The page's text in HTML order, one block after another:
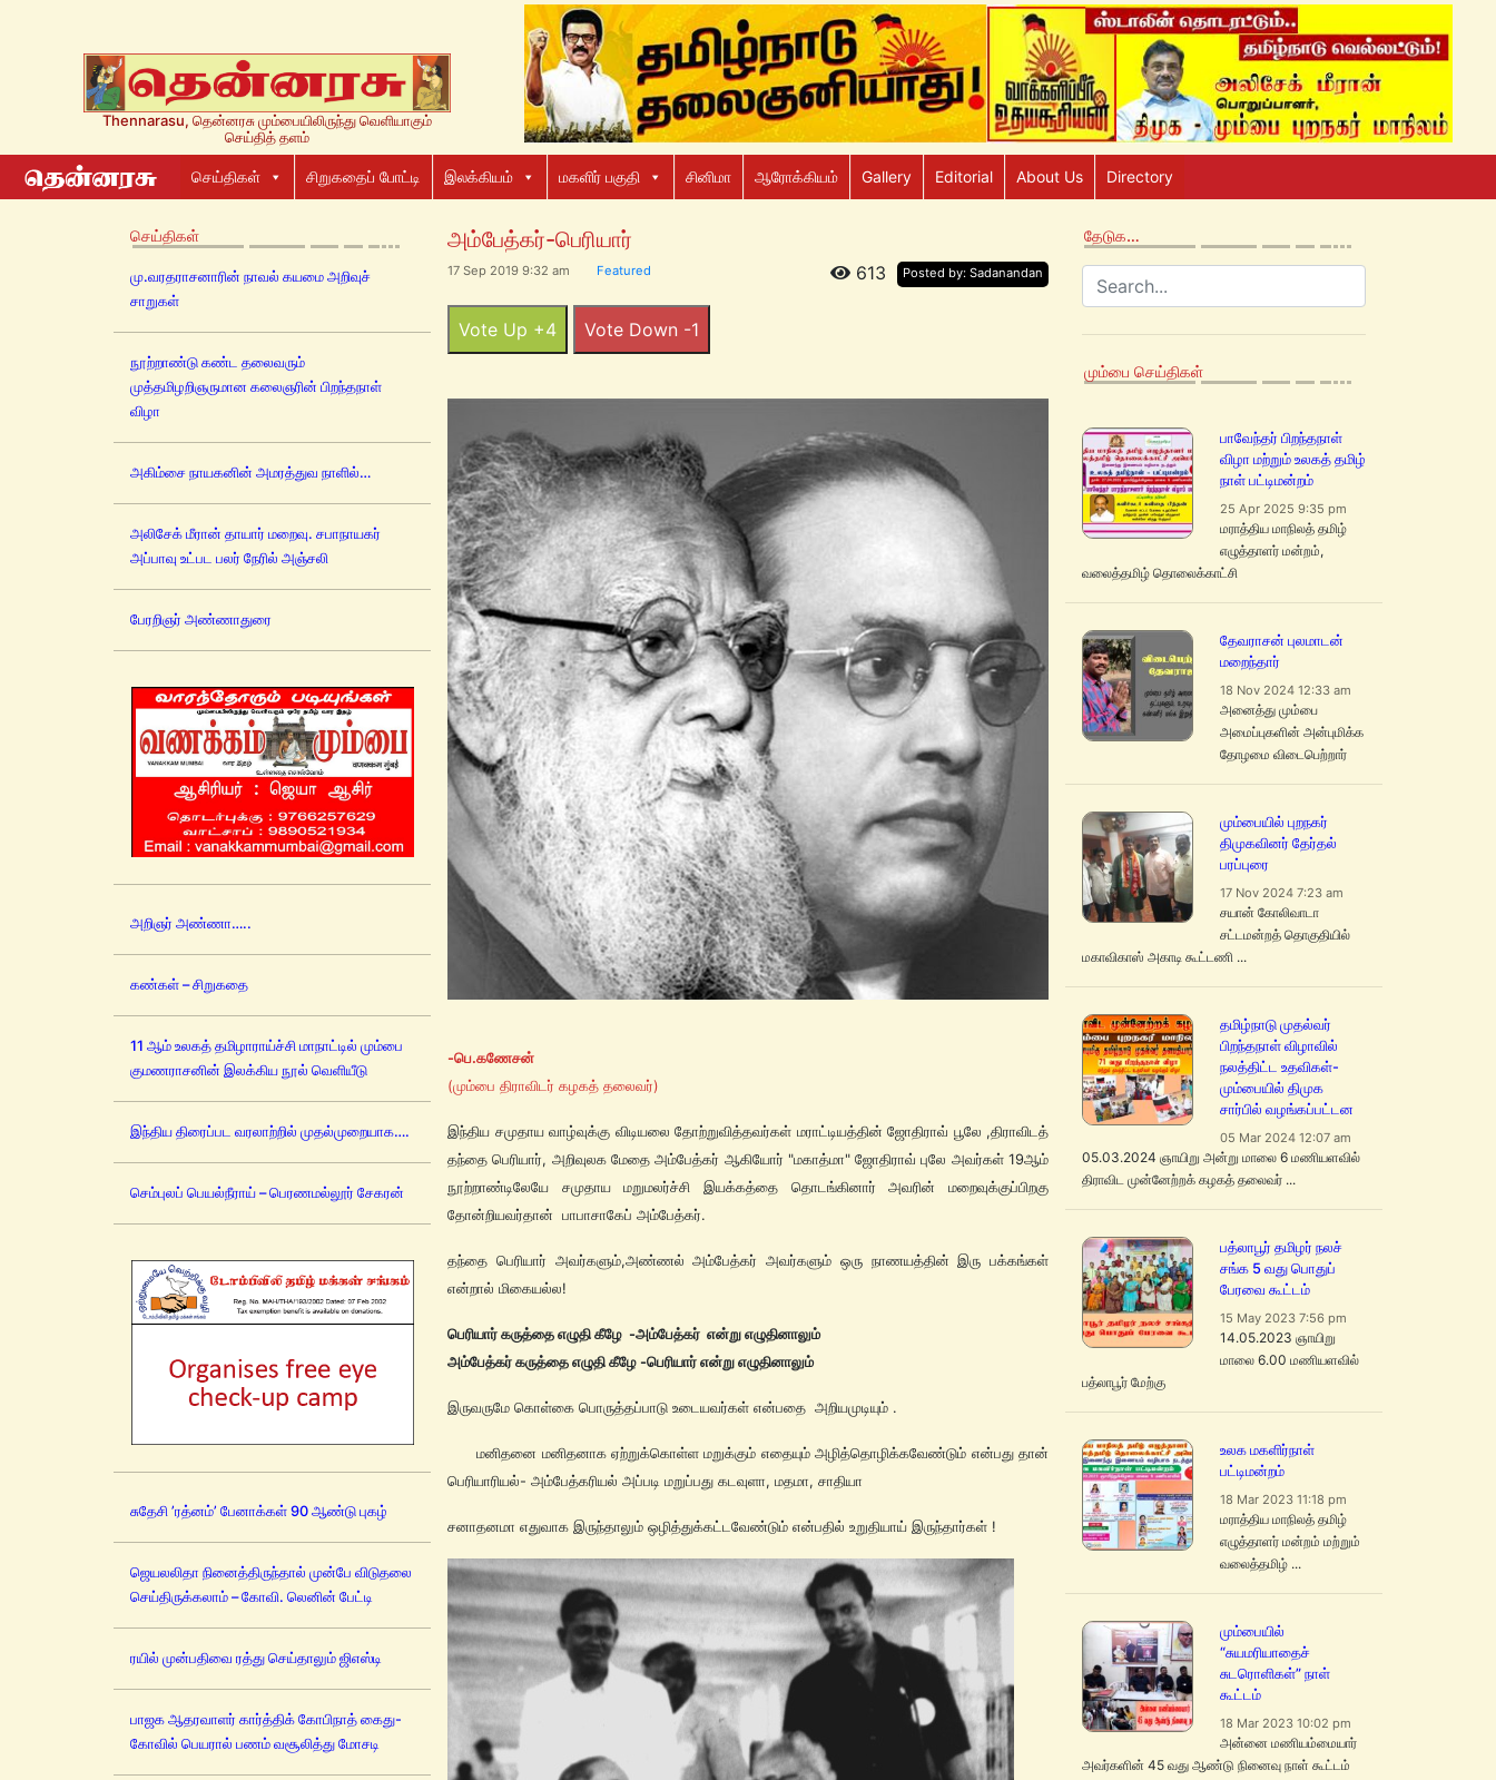
Thennarasu, தென்னரசு மும்பையிலிருந்து வெளியாகும்
செய்தித் தளம்
செய்திகள் சிறுகதைப் போட்டி இலக்கியம் மகளிர் பகுதி சினிமா ஆரோக்கியம் Gallery Editorial About Us Directory
செய்திகள்
மு.வரதராசனாரின் நாவல் கயமை அறிவுச்
சாறுகள்
நூற்றாண்டு கண்ட தலைவரும்
முத்தமிழறிஞருமான கலைஞரின் பிறந்தநாள்
விழா
அகிம்சை நாயகனின் அமரத்துவ நாளில்…
அலிசேக் மீரான் தாயார் மறைவு. சபாநாயகர்
அப்பாவு உட்பட பலர் நேரில் அஞ்சலி
பேரறிஞர் அண்ணாதுரை
அறிஞர் அண்ணா…..
கண்கள் – சிறுகதை
11 ஆம் உலகத் தமிழாராய்ச்சி மாநாட்டில் மும்பை
குமணராசனின் இலக்கிய நூல் வெளியீடு
இந்திய திரைப்பட வரலாற்றில் முதல்முறையாக….
செம்புலப் பெயல்நீராய் – பெரணமல்லூர் சேகரன்
சுதேசி ’ரத்னம்’ பேனாக்கள் 90 ஆண்டு புகழ்
ஜெயலலிதா நினைத்திருந்தால் முன்பே விடுதலை
செய்திருக்கலாம் – கோவி. லெனின் பேட்டி
ரயில் முன்பதிவை ரத்து செய்தாலும் ஜிஎஸ்டி
பாஜக ஆதரவாளர் கார்த்திக் கோபிநாத் கைது-
கோவில் பெயரால் பணம் வசூலித்து மோசடி
அம்பேத்கர்-பெரியார்
17 Sep 2019 9:32 am Featured Posted by: Sadanandan
613
Vote Up +4 Vote Down -1
-பெ.கணேசன்
(மும்பை திராவிடர் கழகத் தலைவர்)
இந்திய சமுதாய வாழ்வுக்கு விடியலை தோற்றுவித்தவர்கள் மராட்டியத்தின் ஜோதிராவ் பூலே ,திராவிடத்
தந்தை பெரியார், அறிவுலக மேதை அம்பேத்கர் ஆகியோர் "மகாத்மா" ஜோதிராவ் புலே அவர்கள் 19ஆம்
நூற்றாண்டிலேயே சமுதாய மறுமலர்ச்சி இயக்கத்தை தொடங்கினார் அவரின் மறைவுக்குப்பிறகு
தோன்றியவர்தான் பாபாசாகேப் அம்பேத்கர்.
தந்தை பெரியார் அவர்களும்,அண்ணல் அம்பேத்கர் அவர்களும் ஒரு நாணயத்தின் இரு பக்கங்கள்
என்றால் மிகையல்ல!
பெரியார் கருத்தை எழுதி கீழே -அம்பேத்கர் என்று எழுதினாலும்
அம்பேத்கர் கருத்தை எழுதி கீழே -பெரியார் என்று எழுதினாலும்
இருவருமே கொள்கை பொருத்தப்பாடு உடையவர்கள் என்பதை அறியமுடியும் .
மனிதனை மனிதனாக ஏற்றுக்கொள்ள மறுக்கும் எதையும் அழித்தொழிக்கவேண்டும் என்பது தான்
பெரியாரியல்- அம்பேத்கரியல் அப்படி மறுப்பது கடவுளா, மதமா, சாதியா
சனாதனமா எதுவாக இருந்தாலும் ஒழித்துக்கட்டவேண்டும் என்பதில் உறுதியாய் இருந்தார்கள் !
தேடுக…
மும்பை செய்திகள்
பாவேந்தர் பிறந்தநாள்
விழா மற்றும் உலகத் தமிழ்
நாள் பட்டிமன்றம்
25 Apr 2025 9:35 pm
மராத்திய மாநிலத் தமிழ்
எழுத்தாளர் மன்றம்,
வலைத்தமிழ் தொலைக்காட்சி
தேவராசன் புலமாடன்
மறைந்தார்
18 Nov 2024 12:33 am
அனைத்து மும்பை
அமைப்புகளின் அன்புமிக்க
தோழமை விடைபெற்றார்
மும்பையில் புறநகர்
திமுகவினர் தேர்தல்
பரப்புரை
17 Nov 2024 7:23 am
சயான் கோலிவாடா
சட்டமன்றத் தொகுதியில்
மகாவிகாஸ் அகாடி கூட்டணி ...
தமிழ்நாடு முதல்வர்
பிறந்தநாள் விழாவில்
நலத்திட்ட உதவிகள்-
மும்பையில் திமுக
சார்பில் வழங்கப்பட்டன
05 Mar 2024 12:07 am
05.03.2024 ஞாயிறு அன்று மாலை 6 மணியளவில்
திராவிட முன்னேற்றக் கழகத் தலைவர் ...
பத்லாபூர் தமிழர் நலச்
சங்க 5 வது பொதுப்
பேரவை கூட்டம்
15 May 2023 7:56 pm
14.05.2023 ஞாயிறு
மாலை 6.00 மணியளவில்
பத்லாபூர் மேற்கு
உலக மகளிர்நாள்
பட்டிமன்றம்
18 Mar 2023 11:18 pm
மராத்திய மாநிலத் தமிழ்
எழுத்தாளர் மன்றம் மற்றும்
வலைத்தமிழ் ...
மும்பையில்
“சுயமரியாதைச்
சுடரொளிகள்” நாள்
கூட்டம்
18 Mar 2023 10:02 pm
அன்னை மணியம்மையார்
அவர்களின் 45 வது ஆண்டு நினைவு நாள் கூட்டம்